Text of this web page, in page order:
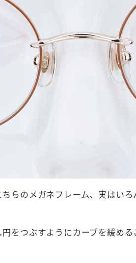
らのメガネフレーム、実はい
をつぶすようにカーブを緩め